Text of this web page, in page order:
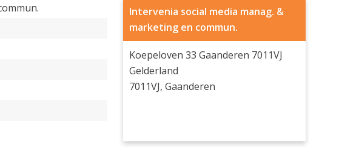
Intervenia social media manag. &
marketing en commun.
Koepeloven 33 Gaanderen 7011VJ
Gelderland
7011VJ, Gaanderen